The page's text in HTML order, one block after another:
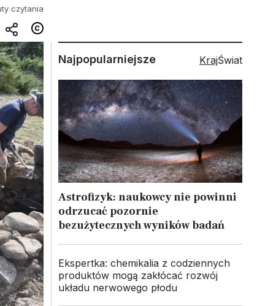
czytania
Najpopularniejsze KrajŚwiat
Astrofizyk: naukowcy nie powinni
odrzucać pozornie
bezużytecznych wyników badań
Ekspertka: chemikalia z codziennych
produktów mogą zakłócać rozwój
układu nerwowego płodu